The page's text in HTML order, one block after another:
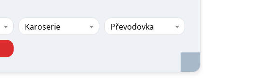
Karoserie Převodovka